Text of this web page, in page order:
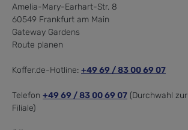
Amelia-Mary-Earhart-Str. 8
60549 Frankfurt am Main
Gateway Gardens
Route planen
Koffer.de-Hotline: +49 69 / 83 00 69 07
Telefon +49 69 / 83 00 69 07 (Durchwahl zur
Filiale)